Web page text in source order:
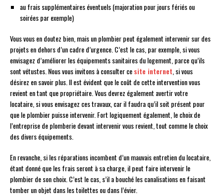
au frais supplémentaires éventuels (majoration pour jours fériés ou
soirées par exemple)
Vous vous en doutez bien, mais un plombier peut également intervenir sur des
projets en dehors d’un cadre d’urgence. C’est le cas, par exemple, si vous
envisagez d’améliorer les équipements sanitaires du logement, parce qu’ils
sont vétustes. Nous vous invitons à consulter cesite internet, si vous
désirez en savoir plus. Il est évident que le coût de cette intervention vous
revient en tant que propriétaire. Vous devrez également avertir votre
locataire, si vous envisagez ces travaux, car il faudra qu’il soit présent pour
que le plombier puisse intervenir. Fort logiquement également, le choix de
l’entreprise de plomberie devant intervenir vous revient, tout comme le choix
des divers équipements.
En revanche, si les réparations incombent d’un mauvais entretien du locataire,
étant donné que les frais seront à sa charge, il peut faire intervenir le
plombier de son choix. C’est le cas, s’il a bouché les canalisations en faisant
tomber un objet dans les toilettes ou dans l’évier.